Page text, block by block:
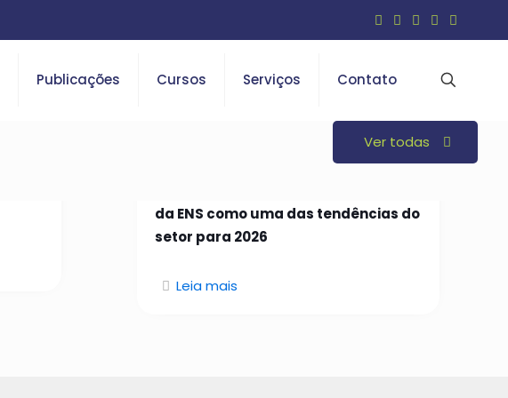
Publicações Cursos Serviços Contato
Ver todas
da ENS como uma das tendências do
setor para 2026
Leia mais